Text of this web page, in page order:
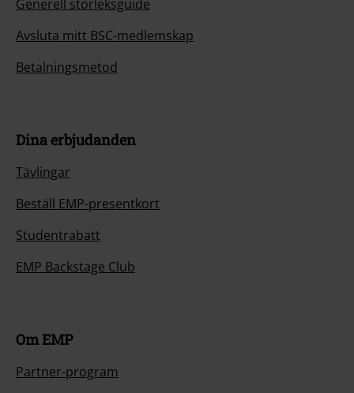
Generell storleksguide
Avsluta mitt BSC-medlemskap
Betalningsmetod
Dina erbjudanden
Tävlingar
Beställ EMP-presentkort
Studentrabatt
EMP Backstage Club
Om EMP
Partner-program